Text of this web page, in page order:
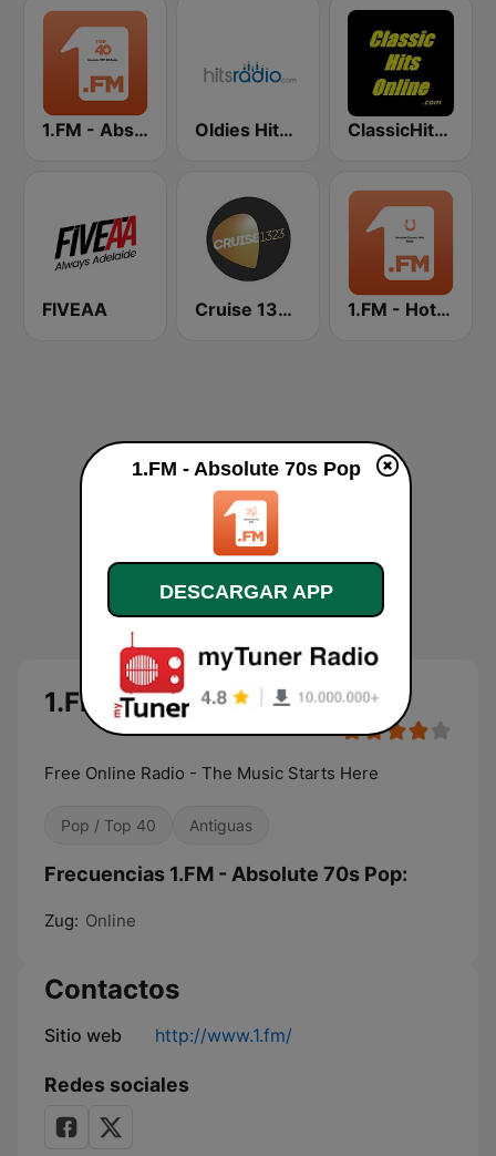
1.FM - Absolute Top 40 Oldies Hits - Hits Radio ClassicHitsOnline
FIVEAA Cruise 1323 Adelaide 1.FM - Hot Country
1.FM - Absolute 70s Pop
Free Online Radio - The Music Starts Here
Pop / Top 40 Antiguas
Frecuencias 1.FM - Absolute 70s Pop:
Zug: Online
Contactos
Sitio web http://www.1.fm/
Redes sociales
1.FM - Absolute 70s Pop
DESCARGAR APP